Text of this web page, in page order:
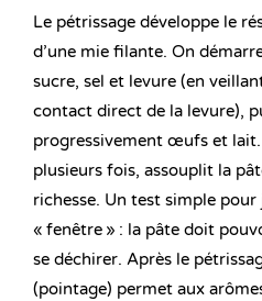
Le pétrissage développe le
d’une mie filante. On
sucre, sel et levure (en
contact direct de la levure),
progressivement œufs et
plusieurs fois, assouplit la
richesse. Un test simple
« fenêtre » : la pâte doit
se déchirer. Après le
(pointage) permet aux